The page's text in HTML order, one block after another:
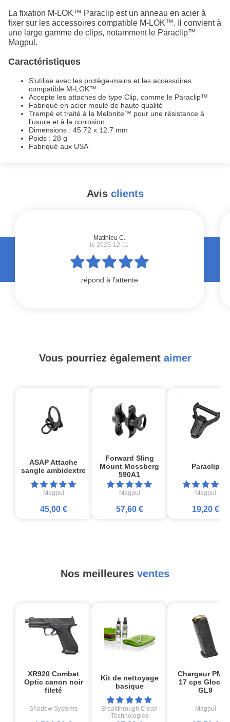
La fixation M-LOK™ Paraclip est un anneau en acier à
fixer sur les accessoires compatible M-LOK™. Il convient à
une large gamme de clips, notamment le Paraclip™
Magpul.
Caractéristiques
S'utilise avec les protège-mains et les accessoires
compatible M-LOK™
Accepte les attaches de type Clip, comme le Paraclip™
Fabriqué en acier moulé de haute qualité
Trempé et traité à la Melonite™ pour une résistance à
l'usure et à la corrosion
Dimensions : 45.72 x 12.7 mm
Poids : 28 g
Fabriqué aux USA
Avis clients
Matthieu C.
le 2025-12-11
répond à l'attente
Vous pourriez également aimer
ASAP Attache
sangle ambidextre
Magpul
45,00 €
Forward Sling
Mount Mossberg
590A1
Magpul
57,60 €
Paraclip
Magpul
19,20 €
Nos meilleures ventes
XR920 Combat
Optic canon noir
fileté
Shadow Systems
Kit de nettoyage
basique
Breakthrough Clean
Technologies
Chargeur
17 cps
GL9
Magpul